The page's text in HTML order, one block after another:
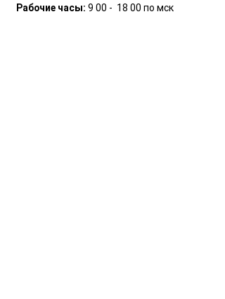
Рабочие часы: 9 00 - 18 00 по мск